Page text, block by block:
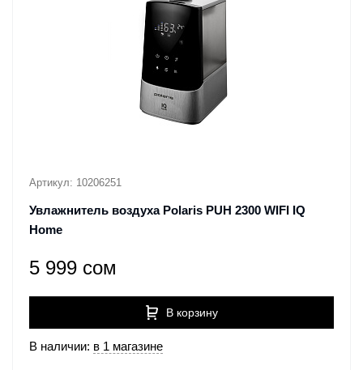
Артикул: 10206251
Увлажнитель воздуха Polaris PUH 2300 WIFI IQ
Home
5 999 сом
В корзину
В наличии: в 1 магазине